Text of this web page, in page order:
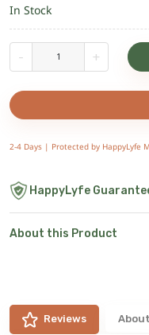
In Stock
- +
2-4 Days | Protected by HappyLyfe
HappyLyfe
About this Product
Reviews About